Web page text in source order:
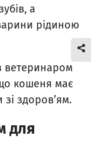
а
рідиною
ветеринаром
кошеня має
здоров’ям.
для